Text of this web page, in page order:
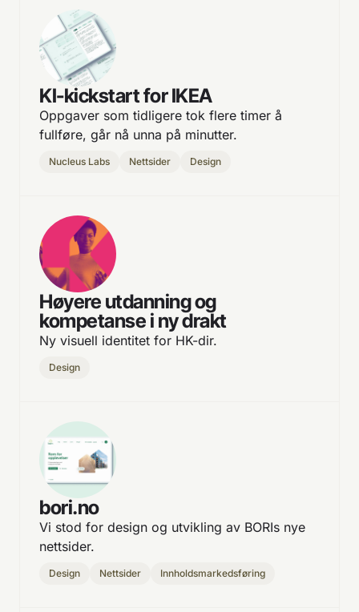
KI-kickstart for IKEA
Oppgaver som tidligere tok flere timer å
fullføre, går nå unna på minutter.
Nucleus Labs Nettsider Design
Høyere utdanning og
kompetanse i ny drakt
Ny visuell identitet for HK-dir.
Design
bori.no
Vi stod for design og utvikling av BORIs nye
nettsider.
Design Nettsider Innholdsmarkedsføring­